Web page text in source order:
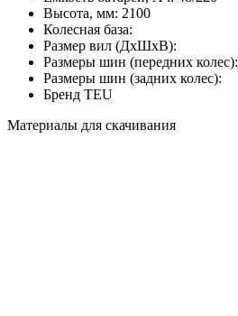
Высота, мм: 2100
Колесная база:
Размер вил (ДхШхВ):
Размеры шин (передних колес):
Размеры шин (задних колес):
Бренд TEU
Материалы для скачивания